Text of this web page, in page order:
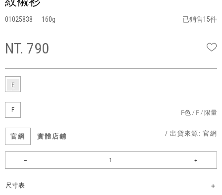
01025838 160 已銷售15件
NT. 790
F F色 F 限量
官網 實體店鋪 / 出貨來源:官網
尺寸表